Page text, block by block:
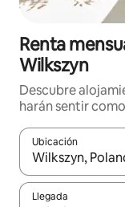
Renta
Wilkszyn
Descubre
harán sentir
Ubicación
Cuando los
Llegada